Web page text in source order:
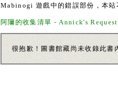
Mabinogi 遊戲中的錯誤部份，本站
阿隬的收集清單 - Annick's
很抱歉！圖書館藏尚未收錄此書